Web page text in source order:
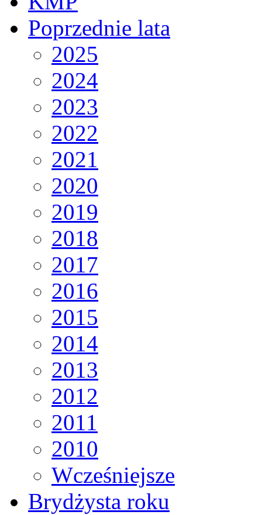
Poprzednie lata
2025
2024
2023
2022
2021
2020
2019
2018
2017
2016
2015
2014
2013
2012
2011
2010
Wcześniejsze
Brydżysta roku